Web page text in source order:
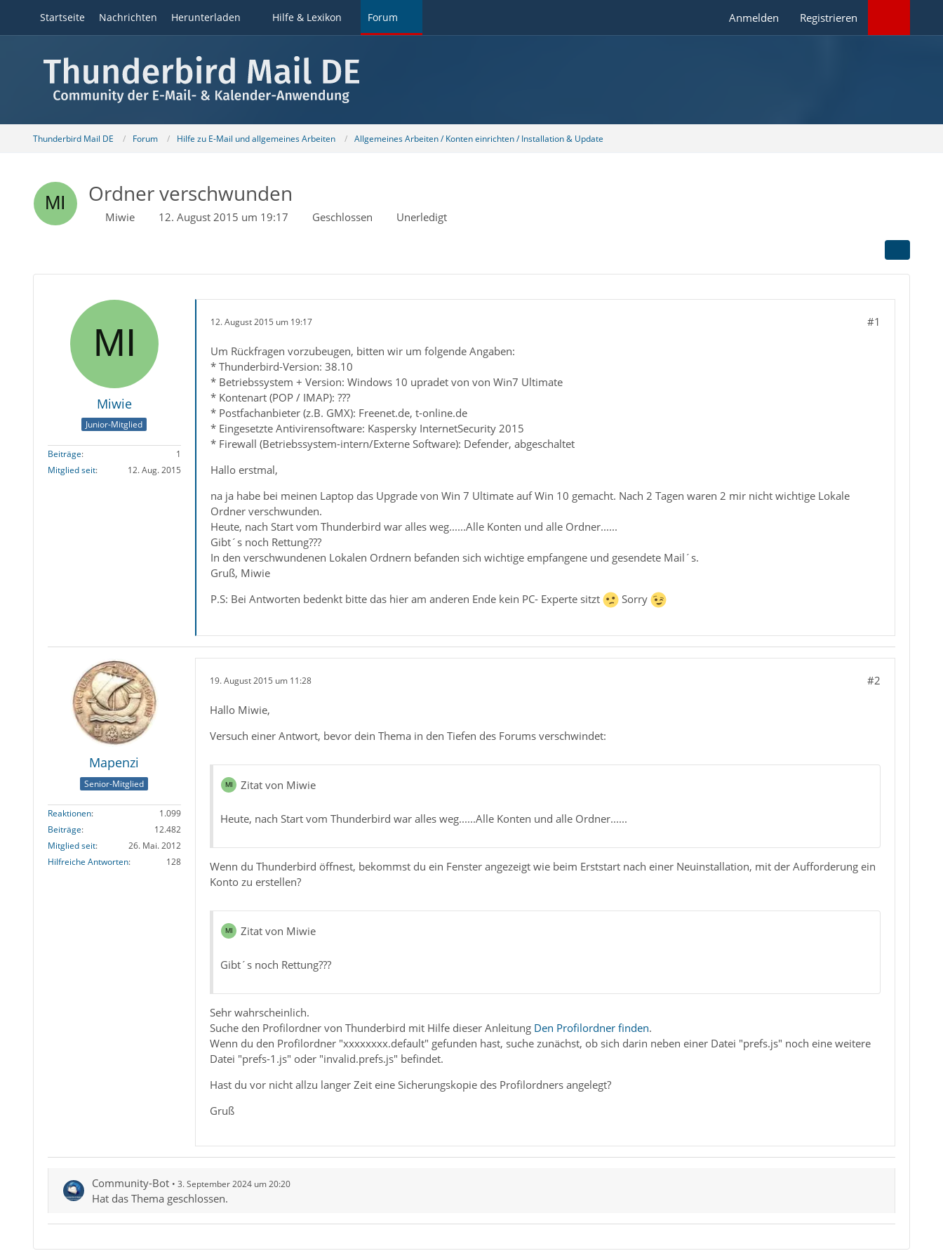
Startseite Nachrichten Herunterladen Hilfe & Lexikon Forum Anmelden Registrieren
Thunderbird Mail DE Forum Hilfe zu E-Mail und allgemeines Arbeiten Allgemeines Arbeiten / Konten einrichten / Installation & Update
Ordner verschwunden
Miwie 12. August 2015 um 19:17 Geschlossen Unerledigt
Miwie
Junior-Mitglied
Beiträge
1
Mitglied seit
12. Aug. 2015
12. August 2015 um 19:17 #1
Um Rückfragen vorzubeugen, bitten wir um folgende Angaben:
* Thunderbird-Version: 38.10
* Betriebssystem + Version: Windows 10 upradet von von Win7 Ultimate
* Kontenart (POP / IMAP): ???
* Postfachanbieter (z.B. GMX): Freenet.de, t-online.de
* Eingesetzte Antivirensoftware: Kaspersky InternetSecurity 2015
* Firewall (Betriebssystem-intern/Externe Software): Defender, abgeschaltet
Hallo erstmal,
na ja habe bei meinen Laptop das Upgrade von Win 7 Ultimate auf Win 10 gemacht. Nach 2 Tagen waren 2 mir nicht wichtige Lokale
Ordner verschwunden.
Heute, nach Start vom Thunderbird war alles weg......Alle Konten und alle Ordner......
Gibt´s noch Rettung???
In den verschwundenen Lokalen Ordnern befanden sich wichtige empfangene und gesendete Mail´s.
Gruß, Miwie
P.S: Bei Antworten bedenkt bitte das hier am anderen Ende kein PC- Experte sitzt
Sorry
Mapenzi
Senior-Mitglied
Reaktionen
1.099
Beiträge
12.482
Mitglied seit
26. Mai. 2012
Hilfreiche Antworten
128
19. August 2015 um 11:28 #2
Hallo Miwie,
Versuch einer Antwort, bevor dein Thema in den Tiefen des Forums verschwindet:
Zitat von Miwie
Heute, nach Start vom Thunderbird war alles weg......Alle Konten und alle Ordner......
Wenn du Thunderbird öffnest, bekommst du ein Fenster angezeigt wie beim Erststart nach einer Neuinstallation, mit der Aufforderung ein
Konto zu erstellen?
Zitat von Miwie
Gibt´s noch Rettung???
Sehr wahrscheinlich.
Suche den Profilordner von Thunderbird mit Hilfe dieser Anleitung Den Profilordner finden.
Wenn du den Profilordner "xxxxxxxx.default" gefunden hast, suche zunächst, ob sich darin neben einer Datei "prefs.js" noch eine weitere
Datei "prefs-1.js" oder "invalid.prefs.js" befindet.
Hast du vor nicht allzu langer Zeit eine Sicherungskopie des Profilordners angelegt?
Gruß
Community-Bot 3. September 2024 um 20:20
Hat das Thema geschlossen.